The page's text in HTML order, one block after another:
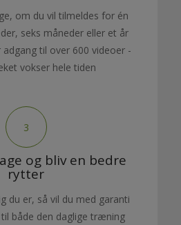
om du vil tilmeldes for én
seks måneder eller et år
til over 600 videoer -
vokser hele tiden
3
og bliv en bedre
rytter
du er, så vil du med garanti
både den daglige træning